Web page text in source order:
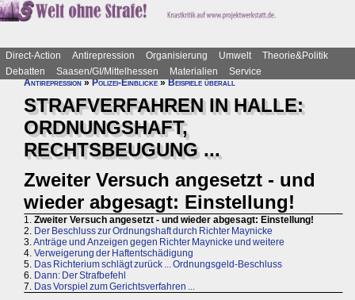
Direct-Action Antirepression Organisierung Umwelt
Theorie&Politik
Debatten
Saasen/GI/Mittelhessen Materialien
Service
Antirepression»Polizei-Einblicke»Beispiele überall
STRAFVERFAHREN IN HALLE:
ORDNUNGSHAFT,
RECHTSBEUGUNG ...
Zweiter Versuch angesetzt - und
wieder abgesagt: Einstellung!
1. Zweiter Versuch angesetzt - und wieder abgesagt: Einstellung!
2. Der Beschluss zur Ordnungshaft durch Richter Maynicke
3.Anträge und Anzeigen gegen Richter Maynicke und weitere
4. Verweigerung der Haftentschädigung
5. Das Richterium schlägt zurück ... Ordnungsgeld-Beschluss
6. Dann: Der Strafbefehl
7. Das Vorspiel zum Gerichtsverfahren ...